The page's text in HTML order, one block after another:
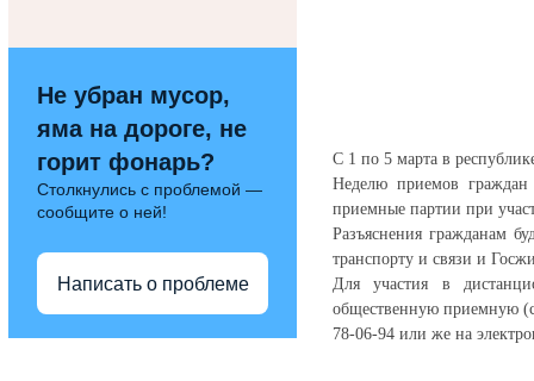
Не убран мусор,
яма на дороге, не
горит фонарь?
Столкнулись с проблемой —
сообщите о ней!
Написать о проблеме
С 1 по 5 марта в
Неделю приемов граждан
приемные партии при
Разъяснения гражданам
транспорту и связи и
Для участия в
общественную приемную
78-06-94 или же на